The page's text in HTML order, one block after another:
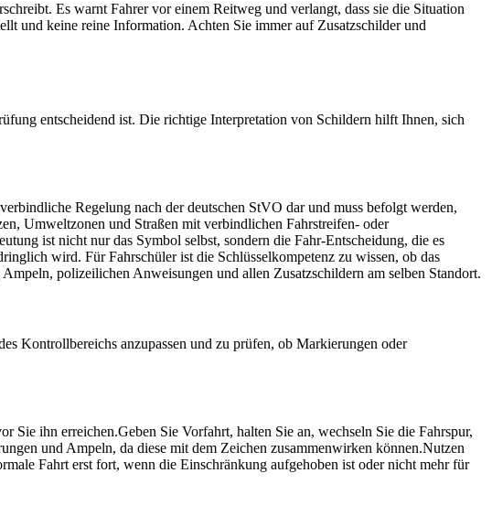
Es warnt Fahrer vor einem Reitweg und verlangt, dass sie die Situation
und keine reine Information. Achten Sie immer auf Zusatzschilder und
entscheidend ist. Die richtige Interpretation von Schildern hilft Ihnen, sich
Regelung nach der deutschen StVO dar und muss befolgt werden,
Umweltzonen und Straßen mit verbindlichen Fahrstreifen- oder
ist nicht nur das Symbol selbst, sondern die Fahr-Entscheidung, die es
wird. Für Fahrschüler ist die Schlüsselkompetenz zu wissen, ob das
polizeilichen Anweisungen und allen Zusatzschildern am selben Standort.
Kontrollbereichs anzupassen und zu prüfen, ob Markierungen oder
Sie ihn erreichen.Geben Sie Vorfahrt, halten Sie an, wechseln Sie die Fahrspur,
und Ampeln, da diese mit dem Zeichen zusammenwirken können.Nutzen
Fahrt erst fort, wenn die Einschränkung aufgehoben ist oder nicht mehr für